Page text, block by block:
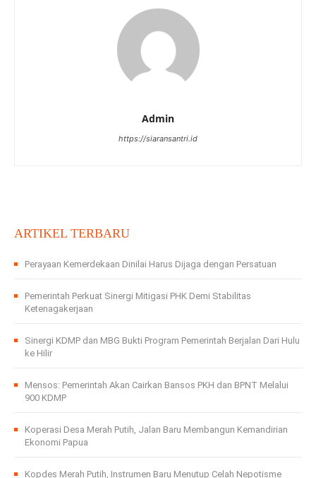
Admin
https://siaransantri.id
ARTIKEL TERBARU
Perayaan Kemerdekaan Dinilai Harus Dijaga dengan Persatuan
Pemerintah Perkuat Sinergi Mitigasi PHK Demi Stabilitas
Ketenagakerjaan
Sinergi KDMP dan MBG Bukti Program Pemerintah Berjalan Dari Hulu
ke Hilir
Mensos: Pemerintah Akan Cairkan Bansos PKH dan BPNT Melalui
900 KDMP
Koperasi Desa Merah Putih, Jalan Baru Membangun Kemandirian
Ekonomi Papua
Kopdes Merah Putih, Instrumen Baru Menutup Celah Nepotisme